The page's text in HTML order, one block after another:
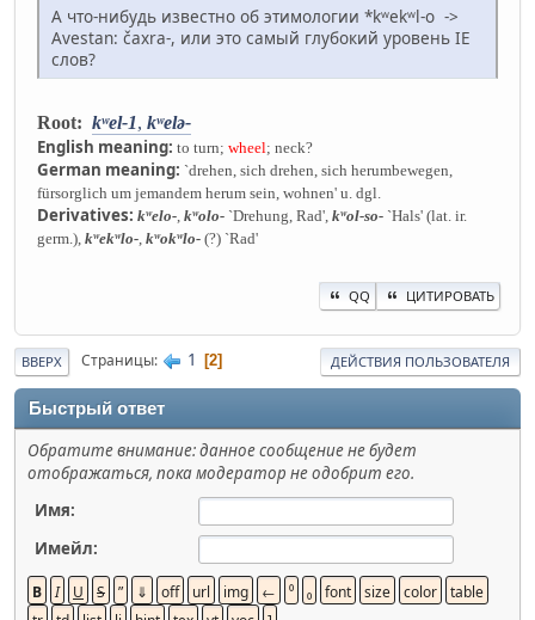
А что-нибудь известно об этимологии *kʷekʷl-o ->
Avestan: čaxra-, или это самый глубокий уровень IE
слов?
Root: kʷel-1, kʷelǝ-
English meaning: to turn; wheel; neck?
German meaning: `drehen, sich drehen, sich herumbewegen,
fürsorglich um jemandem herum sein, wohnen' u. dgl.
Derivatives: kʷelo-, kʷolo- `Drehung, Rad', kʷol-so- `Hals' (lat. ir.
germ.), kʷekʷlo-, kʷokʷlo- (?) `Rad'
QQ ЦИТИРОВАТЬ
ВВЕРХ Страницы 1 2 ДЕЙСТВИЯ ПОЛЬЗОВАТЕЛЯ
Быстрый ответ
Обратите внимание: данное сообщение не будет
отображаться, пока модератор не одобрит его.
Имя:
Имейл: